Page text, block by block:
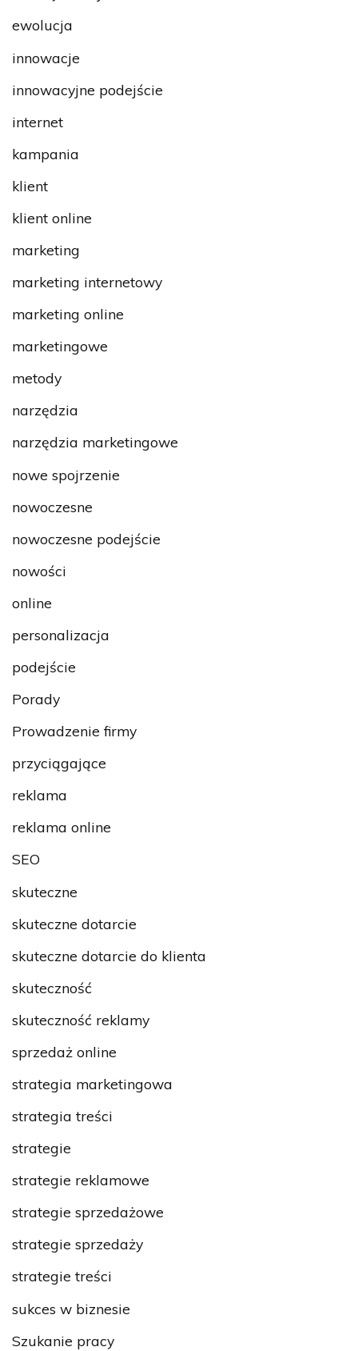
ewolucja
innowacje
innowacyjne podejście
internet
kampania
klient
klient online
marketing
marketing internetowy
marketing online
marketingowe
metody
narzędzia
narzędzia marketingowe
nowe spojrzenie
nowoczesne
nowoczesne podejście
nowości
online
personalizacja
podejście
Porady
Prowadzenie firmy
przyciągające
reklama
reklama online
SEO
skuteczne
skuteczne dotarcie
skuteczne dotarcie do klienta
skuteczność
skuteczność reklamy
sprzedaż online
strategia marketingowa
strategia treści
strategie
strategie reklamowe
strategie sprzedażowe
strategie sprzedaży
strategie treści
sukces w biznesie
Szukanie pracy